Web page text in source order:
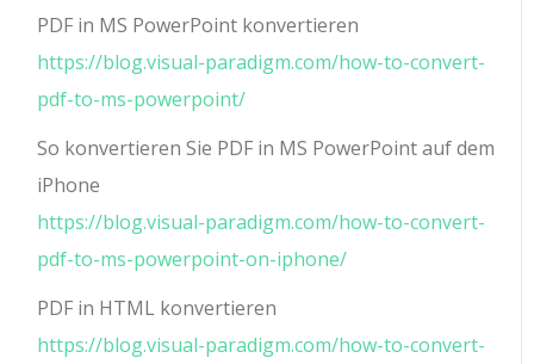
PDF in MS PowerPoint konvertieren
https://blog.visual-paradigm.com/how-to-convert-
pdf-to-ms-powerpoint/
So konvertieren Sie PDF in MS PowerPoint auf dem
iPhone
https://blog.visual-paradigm.com/how-to-convert-
pdf-to-ms-powerpoint-on-iphone/
PDF in HTML konvertieren
https://blog.visual-paradigm.com/how-to-convert-